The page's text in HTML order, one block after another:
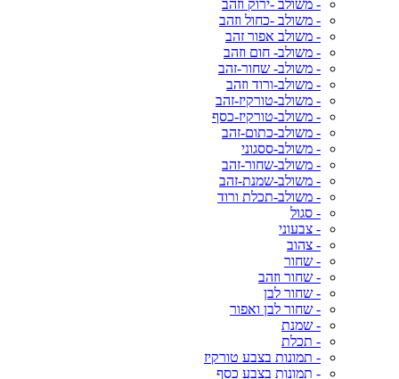
- משולב -ירוק וזהב
- משולב -כחול וזהב
- משולב אפור זהב
- משולב- חום וזהב
- משולב- שחור-זהב
- משולב-ורוד וזהב
- משולב-טורקיז-זהב
- משולב-טורקיז-כסף
- משולב-כתום-זהב
- משולב-ססגוני
- משולב-שחור-זהב
- משולב-שמנת-זהב
- משולב-תכלת ורוד
- סגול
- צבעוני
- צהוב
- שחור
- שחור וזהב
- שחור לבן
- שחור לבן ואפור
- שמנת
- תכלת
- תמונות בצבע טורקיז
- תמונות בצבע כסף